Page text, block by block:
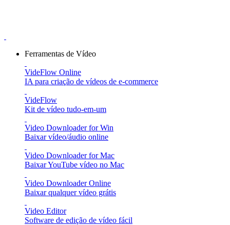
Ferramentas de Vídeo
VideFlow Online
IA para criação de vídeos de e-commerce
VideFlow
Kit de vídeo tudo-em-um
Video Downloader for Win
Baixar vídeo/áudio online
Video Downloader for Mac
Baixar YouTube vídeo no Mac
Video Downloader Online
Baixar qualquer vídeo grátis
Video Editor
Software de edição de vídeo fácil